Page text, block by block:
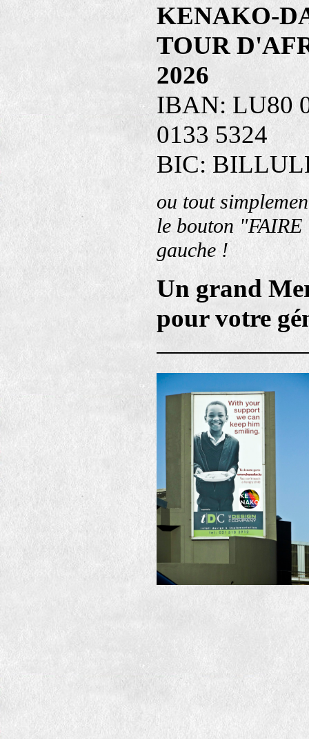
KENAKO-
TOUR
2026
IBAN: LU80
0133 5324
BIC:
ou tout
le bouton
gauche !
Un grand
pour votre